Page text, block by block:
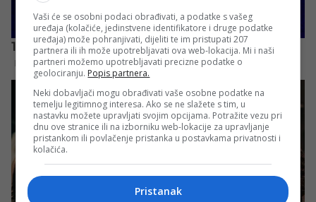
Vaši će se osobni podaci obrađivati, a podatke s vašeg
uređaja (kolačiće, jedinstvene identifikatore i druge podatke
uređaja) može pohranjivati, dijeliti te im pristupati 207
partnera ili ih može upotrebljavati ova web-lokacija. Mi i naši
partneri možemo upotrebljavati precizne podatke o
geolociranju. Popis partnera.
Neki dobavljači mogu obrađivati vaše osobne podatke na
temelju legitimnog interesa. Ako se ne slažete s tim, u
nastavku možete upravljati svojim opcijama. Potražite vezu pri
dnu ove stranice ili na izborniku web-lokacije za upravljanje
pristankom ili povlačenje pristanka u postavkama privatnosti i
kolačića.
Pristanak